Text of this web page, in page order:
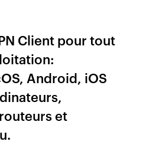
Client pour tout
Android, iOS
et